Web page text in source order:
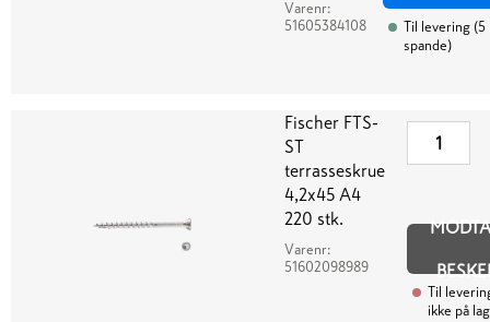
Varenr:
51605384108
Til levering (5
spande)
Fischer FTS-
ST
terrasseskrue
4,2x45 A4
220 stk.
Varenr:
51602098989
Til
ikke på